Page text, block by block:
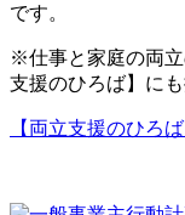
です。
※仕事と家庭の両
支援のひろば】に
【両立支援のひろ